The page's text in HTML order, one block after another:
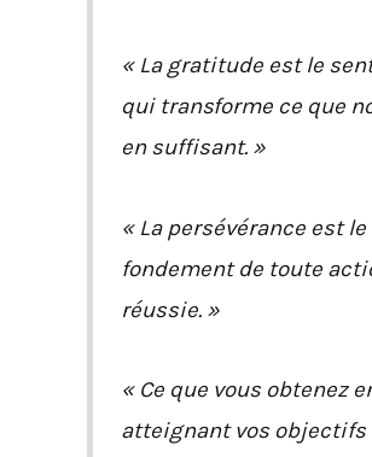
« La gratitude est le
qui transforme ce que
en suffisant. »
« La persévérance est le
fondement de toute
réussie. »
« Ce que vous obtenez
atteignant vos objectifs